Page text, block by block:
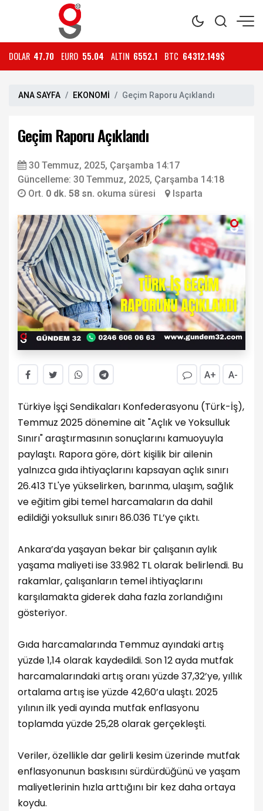
DOLAR 47.70 EURO 55.04 ALTIN 6552.1 BTC 64312.149$
ANA SAYFA EKONOMİ Geçim Raporu Açıklandı
Geçim Raporu Açıklandı
30 Temmuz, 2025, Çarşamba 14:17
Güncelleme: 30 Temmuz, 2025, Çarşamba 14:18
Ort. 0 dk. 58 sn. okuma süresi Isparta
A+ A-
Türkiye İşçi Sendikaları Konfederasyonu (Türk-İş),
Temmuz 2025 dönemine ait "Açlık ve Yoksulluk
Sınırı" araştırmasının sonuçlarını kamuoyuyla
paylaştı. Rapora göre, dört kişilik bir ailenin
yalnızca gıda ihtiyaçlarını kapsayan açlık sınırı
26.413 TL'ye yükselirken, barınma, ulaşım, sağlık
ve eğitim gibi temel harcamaların da dahil
edildiği yoksulluk sınırı 86.036 TL’ye çıktı.
Ankara’da yaşayan bekar bir çalışanın aylık
yaşama maliyeti ise 33.982 TL olarak belirlendi. Bu
rakamlar, çalışanların temel ihtiyaçlarını
karşılamakta giderek daha fazla zorlandığını
gösteriyor.
Gıda harcamalarında Temmuz ayındaki artış
yüzde 1,14 olarak kaydedildi. Son 12 ayda mutfak
harcamalarındaki artış oranı yüzde 37,32’ye, yıllık
ortalama artış ise yüzde 42,60’a ulaştı. 2025
yılının ilk yedi ayında mutfak enflasyonu
toplamda yüzde 25,28 olarak gerçekleşti.
Veriler, özellikle dar gelirli kesim üzerinde mutfak
enflasyonunun baskısını sürdürdüğünü ve yaşam
maliyetlerinin hızla arttığını bir kez daha ortaya
koydu.